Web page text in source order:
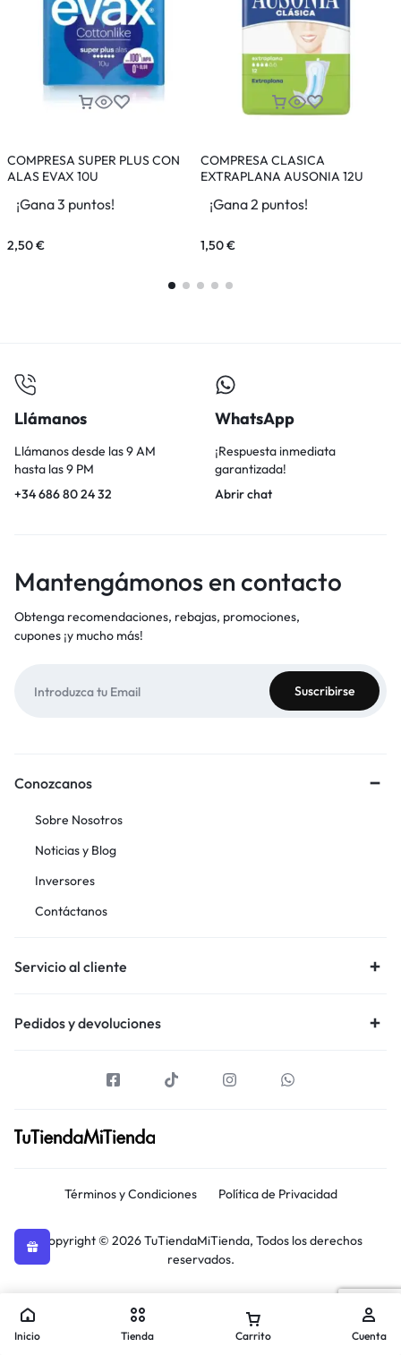
COMPRESA SUPER PLUS CON
ALAS EVAX 10U
¡Gana 3 puntos!
2,50€
COMPRESA CLASICA
EXTRAPLANA AUSONIA 12U
¡Gana 2 puntos!
1,50€
Llámanos
Llámanos desde las 9 AM
hasta las 9 PM
+34 686 80 24 32
WhatsApp
¡Respuesta inmediata
garantizada!
Abrir chat
Mantengámonos en contacto
Obtenga recomendaciones, rebajas, promociones,
cupones ¡y mucho más!
Conozcanos
Sobre Nosotros
Noticias y Blog
Inversores
Contáctanos
Servicio al cliente
Pedidos y devoluciones
Términos y Condiciones Política de Privacidad
Copyright © 2026 TuTiendaMiTienda, Todos los derechos
reservados.
Inicio Tienda Carrito Cuenta